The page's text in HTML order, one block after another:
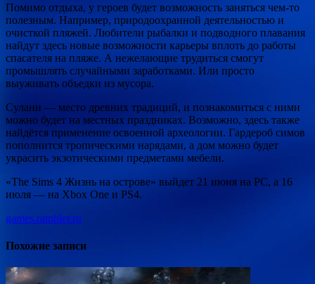
Помимо отдыха, у героев будет возможность заняться чем-то
полезным. Например, природоохранной деятельностью и
очисткой пляжей. Любители рыбалки и подводного плавания
найдут здесь новые возможности карьеры вплоть до работы
спасателя на пляже. А нежелающие трудиться смогут
промышлять случайными заработками. Или просто
выуживать объедки из мусора.
Сулани — место древних традиций, и познакомиться с ними
можно будет на местных праздниках. Возможно, здесь также
найдётся применение освоенной археологии. Гардероб симов
пополнится тропическими нарядами, а дом можно будет
украсить экзотическими предметами мебели.
«The Sims 4 Жизнь на острове» выйдет 21 июня на РС, а 16
июля — на Xbox One и PS4.
games.rambler.ru
Похожие записи